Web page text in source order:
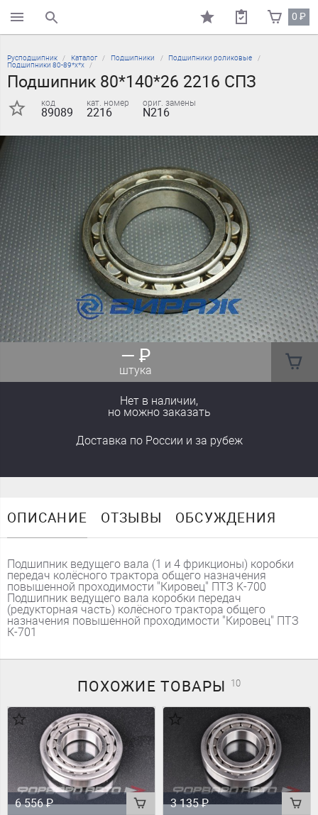
поиск по каталогу 0₽
Русподшипник Каталог Подшипники Подшипники роликовые
Подшипники 80-89*х*х
Подшипник 80*140*26 2216 СПЗ
код
89089
кат. номер
2216
ориг. замены
N216
— ₽
штука
Нет в наличии,
но можно заказать
Доставка по России и за рубеж
ОПИСАНИЕ ОТЗЫВЫ ОБСУЖДЕНИЯ
Подшипник ведущего вала (1 и 4 фрикционы) коробки
передач колёсного трактора общего назначения
повышенной проходимости "Кировец" ПТЗ K-700
Подшипник ведущего вала коробки передач
(редукторная часть) колёсного трактора общего
назначения повышенной проходимости "Кировец" ПТЗ
К-701
ПОХОЖИЕТОВАРЫ 10
6 556₽ 3 135₽